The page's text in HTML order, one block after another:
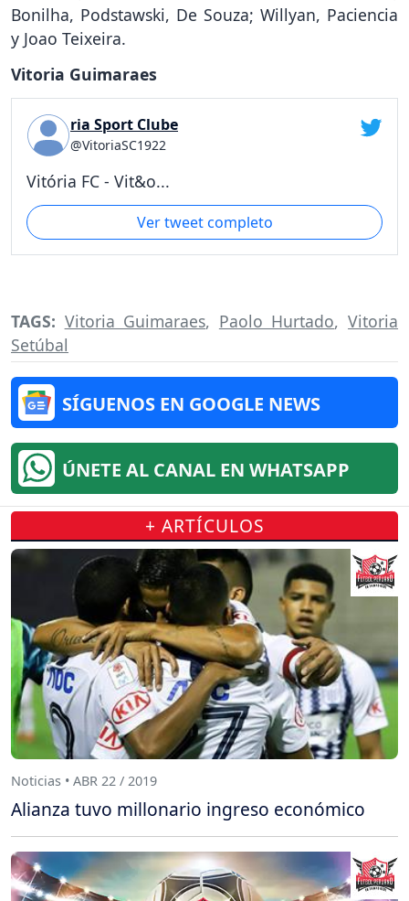
Bonilha, Podstawski, De Souza; Willyan, Paciencia
y Joao Teixeira.
Vitoria Guimaraes
ria Sport Clube
@VitoriaSC1922
Vitória FC - Vit&o...
Ver tweet completo
TAGS: Vitoria Guimaraes, Paolo Hurtado,Vitoria
Setúbal
SÍGUENOS EN GOOGLE NEWS
ÚNETE AL CANAL EN WHATSAPP
+ ARTÍCULOS
Noticias • ABR 22 / 2019
Alianza tuvo millonario ingreso económico